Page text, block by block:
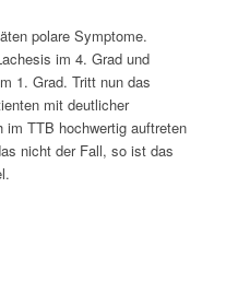
polare Symptome.
im 4. Grad und
1. Grad. Tritt nun das
mit deutlicher
TTB hochwertig auftreten
nicht der Fall, so ist das